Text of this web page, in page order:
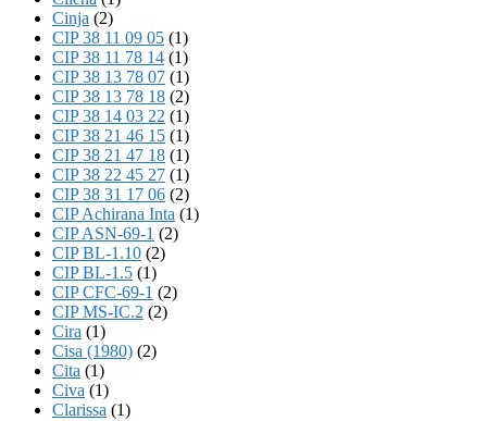
Cinja (2)
CIP 38 11 09 05 (1)
CIP 38 11 78 14 (1)
CIP 38 13 78 07 (1)
CIP 38 13 78 18 (2)
CIP 38 14 03 22 (1)
CIP 38 21 46 15 (1)
CIP 38 21 47 18 (1)
CIP 38 22 45 27 (1)
CIP 38 31 17 06 (2)
CIP Achirana Inta (1)
CIP ASN-69-1 (2)
CIP BL-1.10 (2)
CIP BL-1.5 (1)
CIP CFC-69-1 (2)
CIP MS-IC.2 (2)
Cira (1)
Cisa (1980) (2)
Cita (1)
Civa (1)
Clarissa (1)